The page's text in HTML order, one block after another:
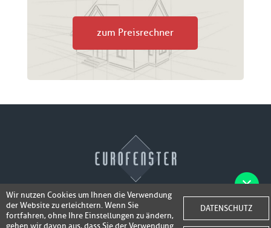
Wir nutzen Cookies um Ihnen die Verwendung
der Website zu erleichtern. Wenn Sie
fortfahren, ohne Ihre Einstellungen zu ändern,
gehen wir davon aus, dass Sie der Verwendung
DATENSCHUTZ
Fotos der Fenster/Elemente per WhatsApp
inkl. 50,-
zum Preisrechner
© 2026 Eurofenster